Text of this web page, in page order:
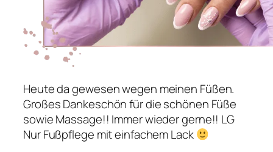
Heute da gewesen wegen meinen Füßen.
Großes Dankeschön für die schönen Füße
sowie Massage!! Immer wieder gerne!! LG
Nur Fußpflege mit einfachem Lack